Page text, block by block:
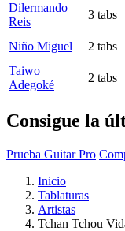
Dilermando
Reis
3 tabs
Niño Miguel 2 tabs
Taiwo
Adegoké
2 tabs
Consigue la
Prueba Guitar Pro
Inicio
Tablaturas
Artistas
Tchan Tchou